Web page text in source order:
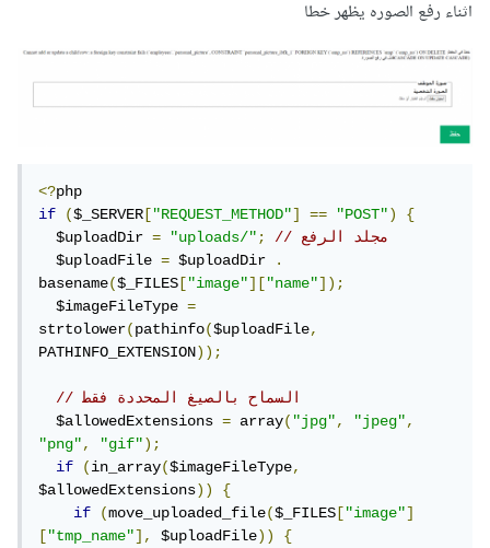
اثناء رفع الصوره يظهر خطا
<?
if
($_SERVER["REQUEST_METHOD"] == "POST")
{
  $uploadDir
= "uploads/";
// مجلد الرفع
  $uploadFile
= $uploadDir .
basename($_FILES["image"]["name"]);
  $imageFileType
=
strtolower(pathinfo($uploadFile,
PATHINFO_EXTENSION));
// السماح بالصيغ المحددة فقط
  $allowedExtensions
= array("jpg", "jpeg",
"png", "gif");
if
(in_array($imageFileType,
$allowedExtensions))
{
if
(move_uploaded_file($_FILES["image"]
["tmp_name"], $uploadFile))
{